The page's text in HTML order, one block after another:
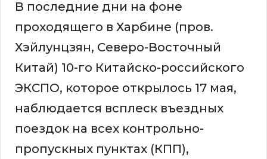
В последние дни на фоне
проходящего в Харбине (пров.
Хэйлунцзян, Северо-Восточный
Китай) 10-го Китайско-российского
ЭКСПО, которое открылось 17 мая,
наблюдается всплеск въездных
поездок на всех контрольно-
пропускных пунктах (КПП),